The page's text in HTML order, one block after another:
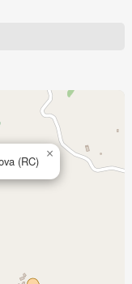
(RC) ×